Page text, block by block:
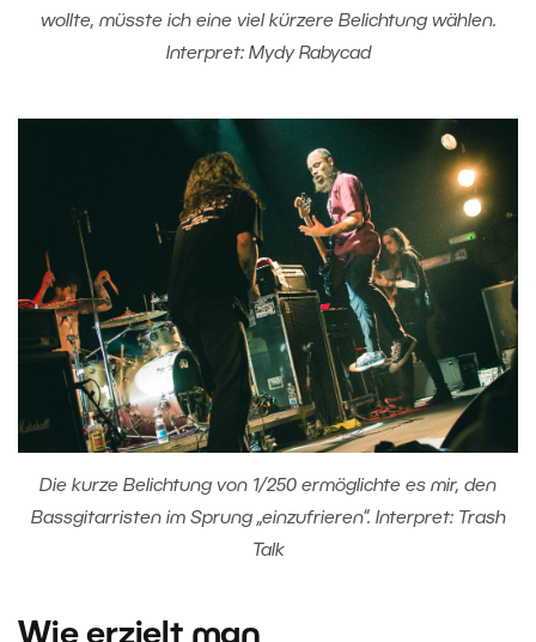
wollte, müsste ich eine viel kürzere Belichtung wählen.
Interpret: Mydy Rabycad
Die kurze Belichtung von 1/250 ermöglichte es mir, den
Bassgitarristen im Sprung „einzufrieren“. Interpret: Trash
Talk
Wie erzielt man